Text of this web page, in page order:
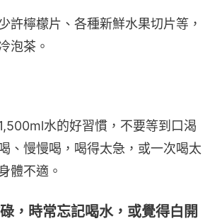
許檸檬片、各種新鮮水果切片等，
泡茶。
水的好習慣，不要等到口渴
、慢慢喝，喝得太急，或一次喝太
體不適。
，時常忘記喝水，或覺得白開